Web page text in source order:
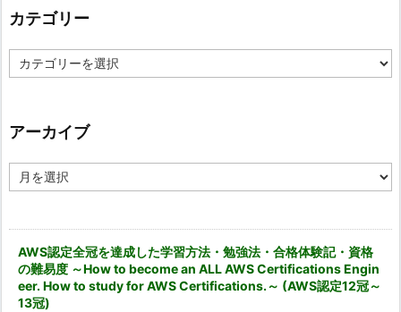
カテゴリー
テ
ー
アーカイブ
ー
AWS認定全冠を達成した学習方法・勉強法・合格体験記・資格
の難易度 ～How to become an ALL AWS Certifications Engin
eer. How to study for AWS Certifications.～ (AWS認定12冠～
13冠)